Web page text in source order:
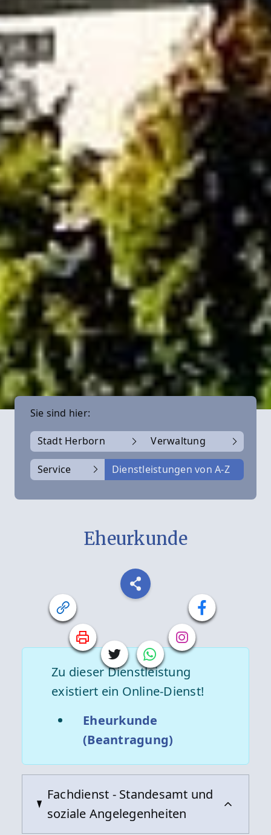
Sie sind hier:
Stadt Herborn Verwaltung
Service Dienstleistungen von A-Z
Eheurkunde
Zu dieser Dienstleistung
existiert ein Online-Dienst!
Eheurkunde
(Beantragung)
Fachdienst - Standesamt und
soziale Angelegenheiten